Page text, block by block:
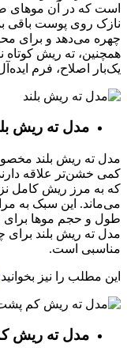
است که در آن موهای
نازک روی پوست باقی
چهره می‌دهد و برای
همچنین، ته ریش کوتاه
یک‌بار اصلاح، فرم
مدل ته ریش
مدل ته ریش بلند
کمی خشن‌تر علاقه
که به مرز ریش کامل
می‌ماند. این سبک به
طول و حجم موها
مدل ته ریش بلند برای
مناسبی است.
این مطلب را نیز
مدل ته ریش